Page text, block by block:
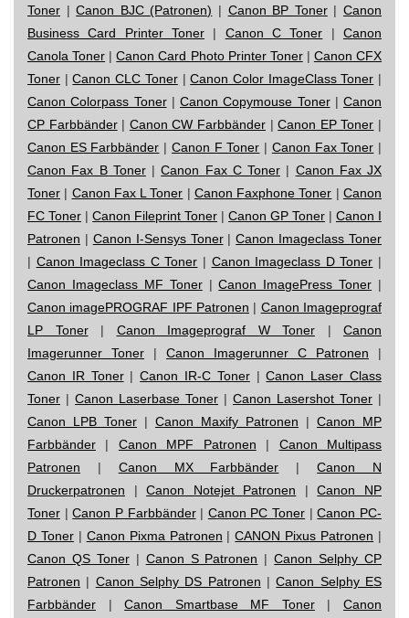
Toner |Canon BJC (Patronen) | Canon BP Toner|Canon
Business Card Printer Toner | Canon C Toner |Canon
Canola Toner |Canon Card Photo Printer Toner| Canon CFX
Toner |Canon CLC Toner|Canon Color ImageClass Toner |
Canon Colorpass Toner| Canon Copymouse Toner| Canon
CP Farbbänder| Canon CW Farbbänder |Canon EP Toner |
Canon ES Farbbänder | Canon F Toner | Canon Fax Toner |
Canon Fax B Toner|Canon Fax C Toner | Canon Fax JX
Toner | Canon Fax L Toner | Canon Faxphone Toner |Canon
FC Toner | Canon Fileprint Toner | Canon GP Toner | Canon I
Patronen | Canon I-Sensys Toner|Canon Imageclass Toner
| Canon Imageclass C Toner | Canon Imageclass D Toner |
Canon Imageclass MF Toner|Canon ImagePress Toner |
Canon imagePROGRAF IPF Patronen | Canon Imageprograf
LP Toner| Canon Imageprograf W Toner | Canon
Imagerunner Toner | Canon Imagerunner C Patronen |
Canon IR Toner|Canon IR-C Toner|Canon Laser Class
Toner | Canon Laserbase Toner | Canon Lasershot Toner |
Canon LPB Toner | Canon Maxify Patronen | Canon MP
Farbbänder | Canon MPF Patronen | Canon Multipass
Patronen | Canon MX Farbbänder |Canon N
Druckerpatronen |Canon Notejet Patronen |Canon NP
Toner |Canon P Farbbänder| Canon PC Toner |Canon PC-
D Toner| Canon Pixma Patronen |CANON Pixus Patronen |
Canon QS Toner| Canon S Patronen |Canon Selphy CP
Patronen | Canon Selphy DS Patronen |Canon Selphy ES
Farbbänder |Canon Smartbase MF Toner|Canon